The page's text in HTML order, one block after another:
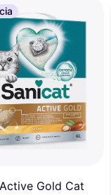
Gold Cat